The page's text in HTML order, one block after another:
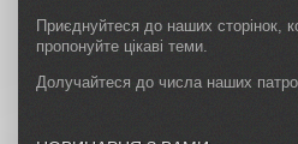
Приєднуйтеся до наших сторінок,
пропонуйте цікаві теми.
Долучайтеся до числа наших